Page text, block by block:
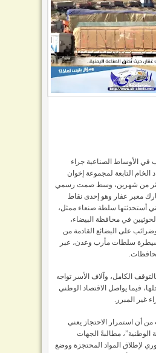
الأوساط الصناعية جراء
الخام التابعة لمجموعة إخوان
من شهرين، وسط صمت رسمي
معبر عفار وهو إحدى نقاط
أستحدثتها سلطة صنعاء ممثل،
في محافظة البيضاء،
على البضائع القادمة من
سلطات مأرب وعدن، عبر
الكامل، وآلاف الأسر تواجه
فيما يواصل الاقتصاد الوطني
غير المبرر.
أن استمرار الاحتجاز يعني
الوطنية”، مطالبةً الجهات
لإطلاق المواد المحتجزة ووضع